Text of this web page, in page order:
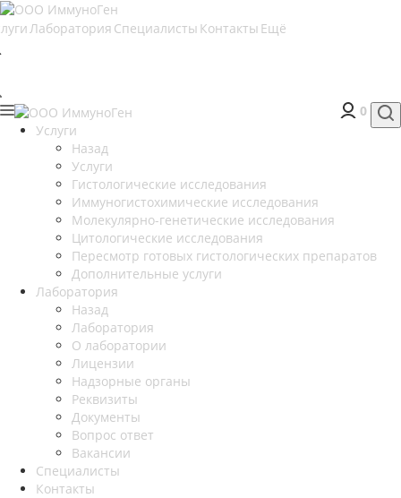
Лаборатория Специалисты Контакты Ещё
0
Услуги
Назад
Услуги
Гистологические исследования
Иммуногистохимические исследования
Молекулярно-генетические исследования
Цитологические исследования
Пересмотр готовых гистологических препаратов
Дополнительные услуги
Лаборатория
Назад
Лаборатория
О лаборатории
Лицензии
Надзорные органы
Реквизиты
Документы
Вопрос ответ
Вакансии
Специалисты
Контакты